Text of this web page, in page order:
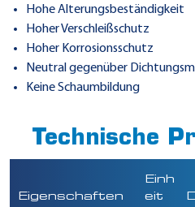
Hohe Alterungsbeständigkeit
Hoher Verschleißschutz
Hoher Korrosionsschutz
Neutral gegenüber
Keine Schaumbildung
Technische
Eigenschaften
Einh
eit